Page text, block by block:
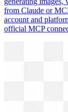
from Claude or
account and
official MCP